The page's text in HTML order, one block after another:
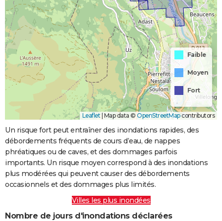
Faible
Moyen
Fort
Leaflet | Map data © OpenStreetMapcontributors
Un risque fort peut entraîner des inondations rapides, des
débordements fréquents de cours d’eau, de nappes
phréatiques ou de caves, et des dommages parfois
importants. Un risque moyen correspond à des inondations
plus modérées qui peuvent causer des débordements
occasionnels et des dommages plus limités.
Villes les plus inondées
Nombre de jours d'inondations déclarées